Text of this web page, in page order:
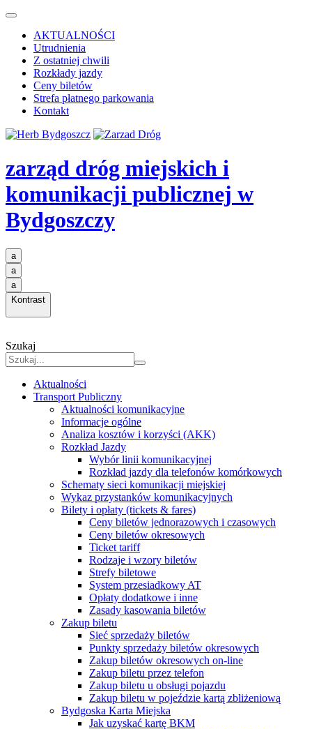
AKTUALNOŚCI
Utrudnienia
Z ostatniej chwili
Rozkłady jazdy
Ceny biletów
Strefa płatnego parkowania
Kontakt
zarząd dróg miejskich i
komunikacji publicznej w
Bydgoszczy
a
a
a
Kontrast
Szukaj
Aktualności
Transport Publiczny
Aktualności komunikacyjne
Informacje ogólne
Analiza kosztów i korzyści (AKK)
Rozkład Jazdy
Wybór linii komunikacyjnej
Rozkład jazdy dla telefonów komórkowych
Schematy sieci komunikacji miejskiej
Wykaz przystanków komunikacyjnych
Bilety i opłaty (tickets & fares)
Ceny biletów jednorazowych i czasowych
Ceny biletów okresowych
Ticket tariff
Rodzaje i wzory biletów
Strefy biletowe
System przesiadkowy AT
Opłaty dodatkowe i inne
Zasady kasowania biletów
Zakup biletu
Sieć sprzedaży biletów
Punkty sprzedaży biletów okresowych
Zakup biletów okresowych on-line
Zakup biletu przez telefon
Zakup biletu u obsługi pojazdu
Zakup biletu w pojeździe kartą zbliżeniową
Bydgoska Karta Miejska
Jak uzyskać kartę BKM